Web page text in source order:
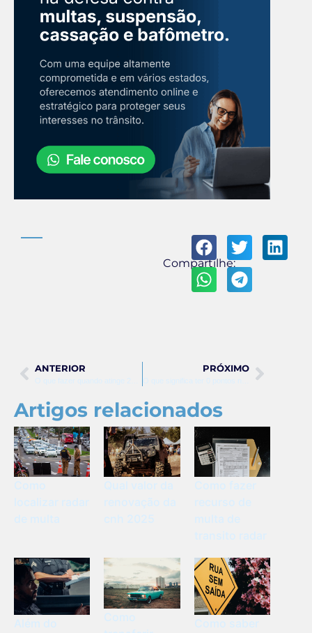
Compartilhe:
ANTERIOR PRÓXIMO
Artigos relacionados